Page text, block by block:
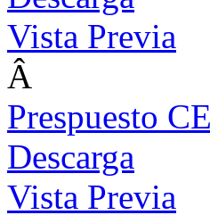
Vista Previa
Â
Prespuesto
Descarga
Vista Previa